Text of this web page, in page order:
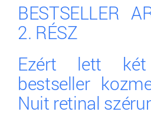
BESTSELLER
2. RÉSZ
Ezért lett
bestseller
Nuit retinal